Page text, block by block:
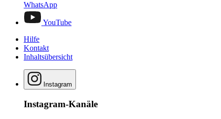
WhatsApp
YouTube
Hilfe
Kontakt
Inhaltsübersicht
Instagram
Instagram-Kanäle